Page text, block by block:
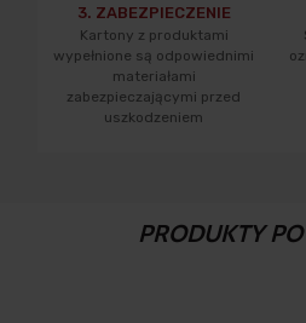
3. ZABEZPIECZENIE
Kartony z produktami
wypełnione są odpowiednimi
materiałami
zabezpieczającymi przed
uszkodzeniem
PRODUKTY